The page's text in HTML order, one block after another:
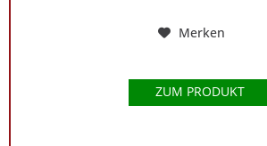
Merken
ZUM PRODUKT